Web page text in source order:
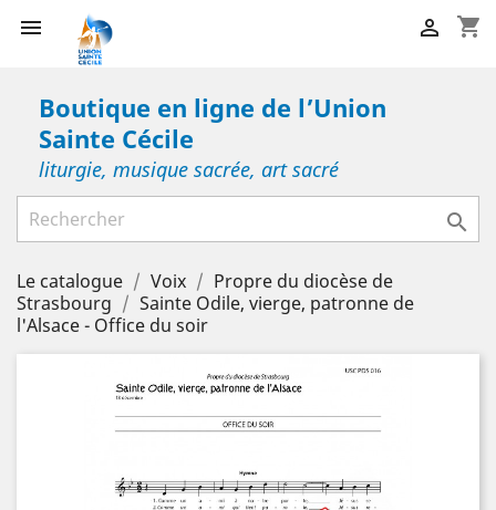
 shopping_cart

Boutique en ligne de l’Union
Sainte Cécile
liturgie, musique sacrée, art sacré

Le catalogue Voix
Propre du diocèse de
Strasbourg
Sainte Odile, vierge, patronne de
l'Alsace - Office du soir